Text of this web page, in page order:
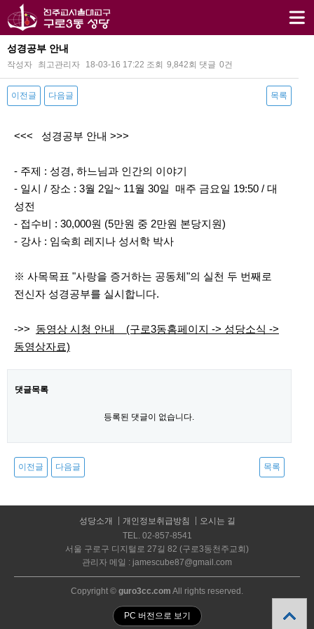
성경공부 안내
작성자 최고관리자 18-03-16 17:22 조회 9,842회 댓글 0건
이전글 다음글 목록
<<< 성경공부 안내 >>>
- 주제 : 성경, 하느님과 인간의 이야기
- 일시 / 장소 : 3월 2일~ 11월 30일 매주 금요일 19:50 / 대
성전
- 접수비 : 30,000원 (5만원 중 2만원 본당지원)
- 강사 : 임숙희 레지나 성서학 박사
※ 사목목표 "사랑을 증거하는 공동체"의 실천 두 번째로
전신자 성경공부를 실시합니다.
->> 동영상 시청 안내
(구로3동홈페이지 -> 성당소식 ->
동영상자료)
댓글목록
등록된 댓글이 없습니다.
이전글 다음글 목록
성당소개 개인정보취급방침
오시는 길
TEL. 02-857-8541
서울 구로구 디지털로 27길 82 (구로3동천주교회)
관리자 메일 : jamescube87@gmail.com
Copyright © guro3cc.com All rights reserved.
PC 버전으로 보기